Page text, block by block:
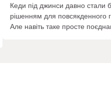
Кеди під джинси давно стали
рішенням для повсякденного
Але навіть таке просте